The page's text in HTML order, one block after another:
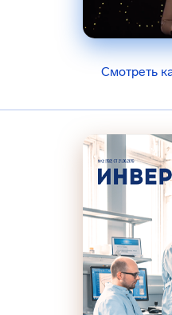
Смотреть